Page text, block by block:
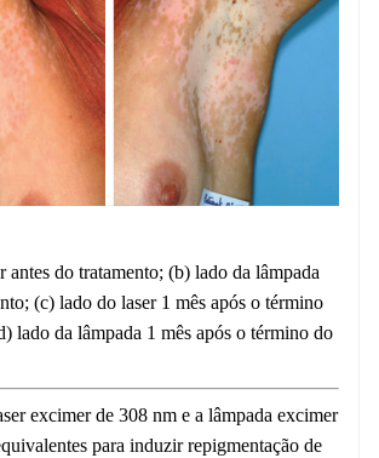
antes do tratamento; (b) lado da lâmpada
(c) lado do laser 1 mês após o término
lado da lâmpada 1 mês após o término do
excimer de 308 nm e a lâmpada excimer
para induzir repigmentação de